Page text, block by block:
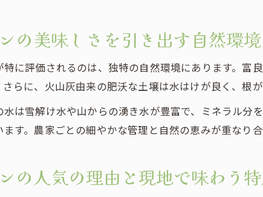
実食体験で感じる北海道メ
現地でしか味わえな
富良野で人気のメロ
北海道メロンを現地
食べ比べで見つける
富良野ならではのメロン選
失敗しない富良野メロ
の美味しさを引き出す自然環
に評価されるのは、独特の自然環境にあります。
らに、火山灰由来の肥沃な土壌は水はけが良く、根
水は雪解け水や山からの湧き水が豊富で、ミネラル
す。農家ごとの細やかな管理と自然の恵みが重なり
の人気の理由と現地で味わう